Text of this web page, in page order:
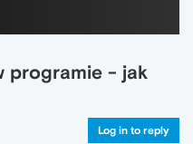
programie - jak
Log in to reply